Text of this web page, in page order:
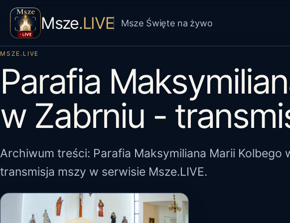
Msze.LIVE Msze Święte na żywo
MSZE.LIVE
Parafia
w Zabrniu -
Archiwum treści: Parafia Maksymiliana Marii Kolbego
transmisja mszy w serwisie Msze.LIVE.